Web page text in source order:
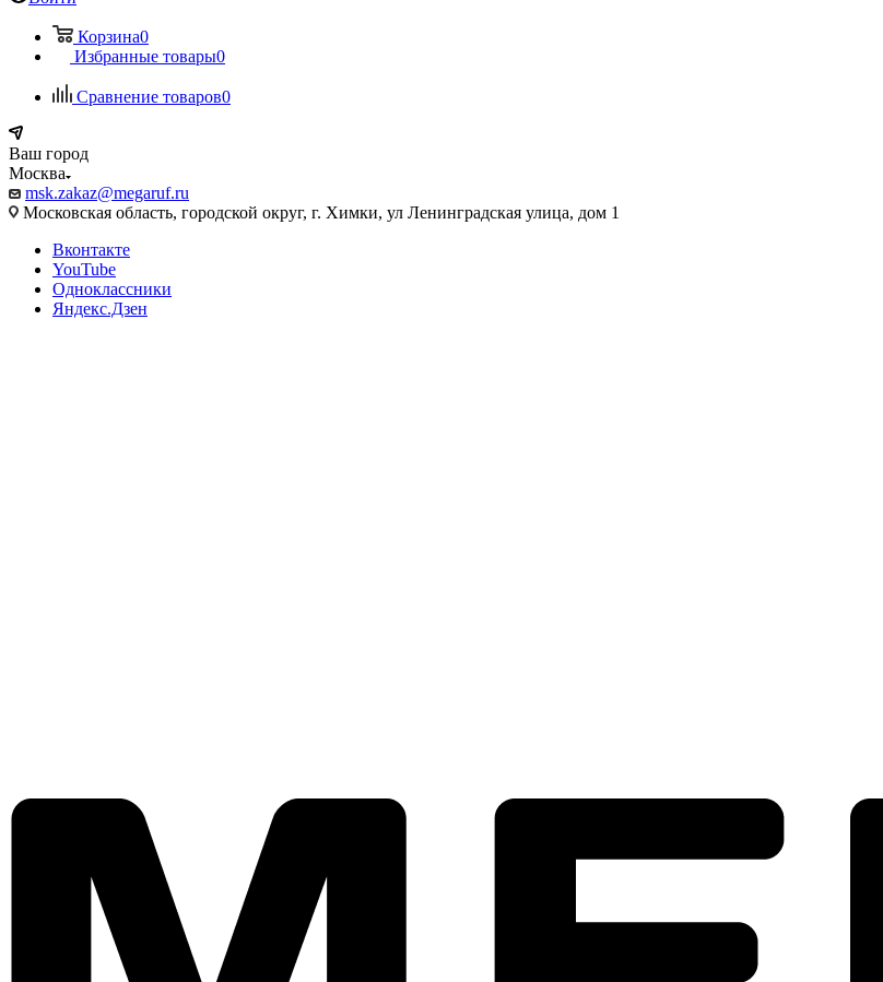
Корзина0
Избранные товары0
Сравнение товаров0
Ваш город
Москва
msk.zakaz@megaruf.ru
Московская область, городской округ, г. Химки, ул Ленинградская улица, дом 1
Вконтакте
YouTube
Одноклассники
Яндекс.Дзен